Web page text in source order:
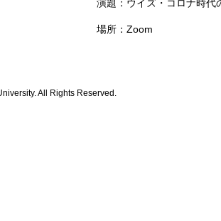
演題：ウイズ・コロナ時代
場所：Zoom
All Rights Reserved.